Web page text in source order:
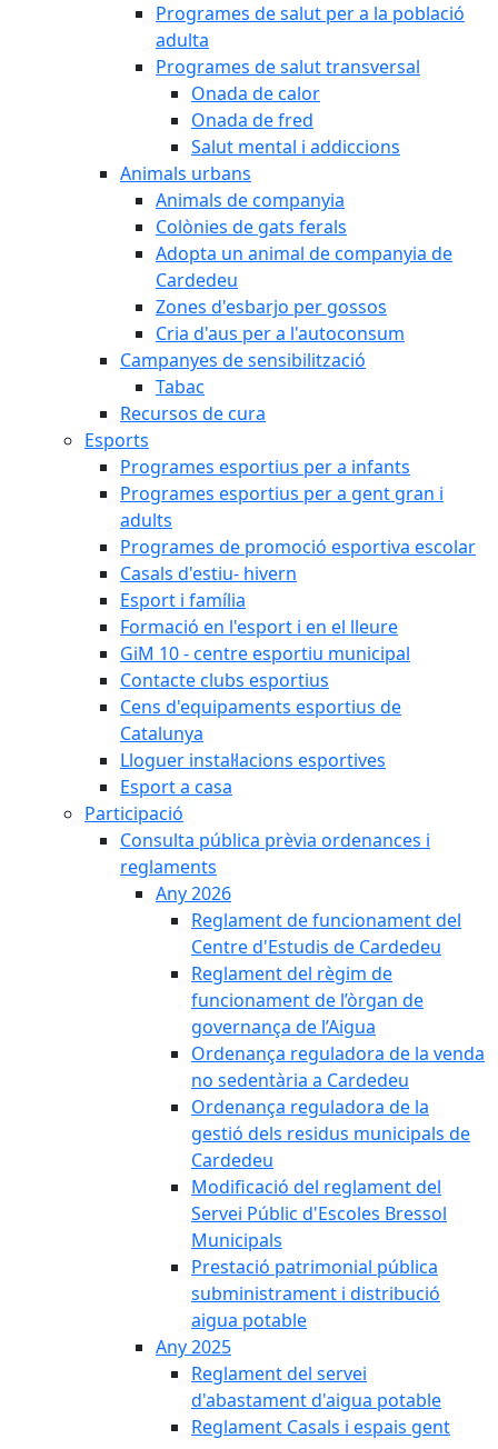
Programes de salut per a la població
adulta
Programes de salut transversal
Onada de calor
Onada de fred
Salut mental i addiccions
Animals urbans
Animals de companyia
Colònies de gats ferals
Adopta un animal de companyia de
Cardedeu
Zones d'esbarjo per gossos
Cria d'aus per a l'autoconsum
Campanyes de sensibilització
Tabac
Recursos de cura
Esports
Programes esportius per a infants
Programes esportius per a gent gran i
adults
Programes de promoció esportiva escolar
Casals d'estiu- hivern
Esport i família
Formació en l'esport i en el lleure
GiM 10 - centre esportiu municipal
Contacte clubs esportius
Cens d'equipaments esportius de
Catalunya
Lloguer instal·lacions esportives
Esport a casa
Participació
Consulta pública prèvia ordenances i
reglaments
Any 2026
Reglament de funcionament del
Centre d'Estudis de Cardedeu
Reglament del règim de
funcionament de l’òrgan de
governança de l’Aigua
Ordenança reguladora de la venda
no sedentària a Cardedeu
Ordenança reguladora de la
gestió dels residus municipals de
Cardedeu
Modificació del reglament del
Servei Públic d'Escoles Bressol
Municipals
Prestació patrimonial pública
subministrament i distribució
aigua potable
Any 2025
Reglament del servei
d'abastament d'aigua potable
Reglament Casals i espais gent